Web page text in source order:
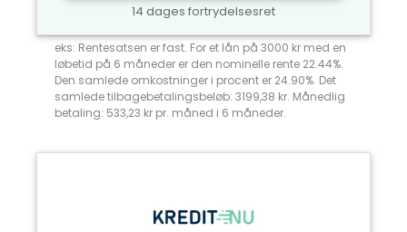
14 dages fortrydelsesret
eks: Rentesatsen er fast. For et lån på 3000 kr med en
løbetid på 6 måneder er den nominelle rente 22.44%.
Den samlede omkostninger i procent er 24.90%. Det
samlede tilbagebetalingsbeløb: 3199,38 kr. Månedlig
betaling: 533,23 kr pr. måned i 6 måneder.